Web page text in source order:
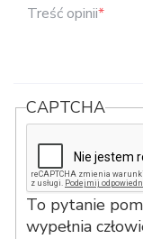
Treść opinii*
CAPTCHA
To pytanie
wypełnia